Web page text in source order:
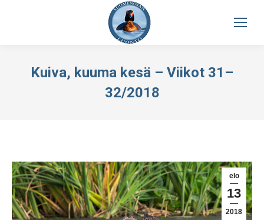
Kuiva, kuuma kesä – Viikot 31–
32/2018
elo
13
2018